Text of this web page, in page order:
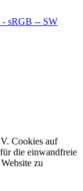
Cookies auf
die einwandfreie
zu